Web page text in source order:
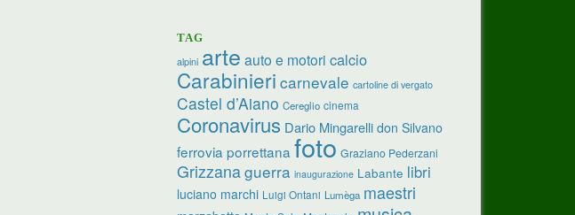
TAG
alpini arte auto e motori calcio
Carabinieri carnevale cartoline di vergato
Castel d’Aiano Cereglio cinema
Coronavirus Dario Mingarelli don Silvano
ferrovia porrettana foto Graziano Pederzani
Grizzanaguerra inaugurazione Labante libri
luciano marchi Luigi Ontani Lumèga maestri